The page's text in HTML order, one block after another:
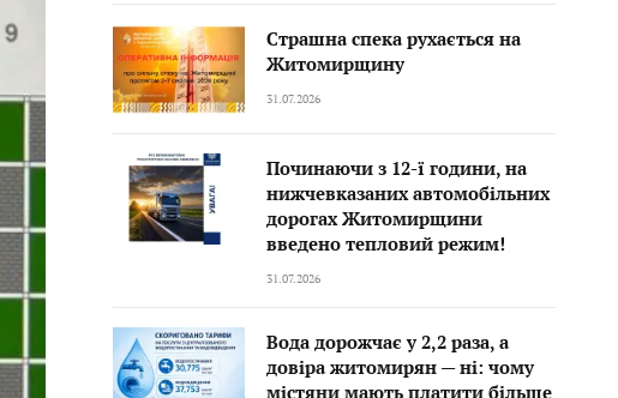
Страшна спека рухається на
Житомирщину
31.07.2026
Починаючи з 12-ї години, на
нижчевказаних автомобільних
дорогах Житомирщини
введено тепловий режим!
31.07.2026
Вода дорожчає у 2,2 раза, а
довіра житомирян — ні: чому
містяни мають платити більше